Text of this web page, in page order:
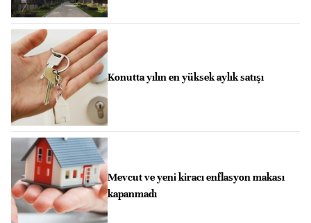
Konutta yılın en yüksek aylık satışı
Mevcut ve yeni kiracı enflasyon makası
kapanmadı